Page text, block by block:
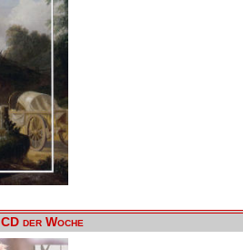
CD der Woche